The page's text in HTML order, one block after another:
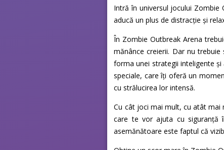
Intră în universul jocului Zombie
aducă un plus de distracție și
În Zombie Outbreak Arena
mănânce creierii. Dar nu
forma unei strategii inteligente
speciale, care îți oferă un
cu strălucirea lor intensă.
Cu cât joci mai mult, cu atât mai
care te vor ajuta cu siguranță
asemănătoare este faptul că